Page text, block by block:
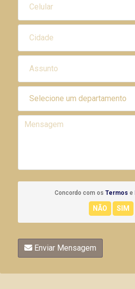
Concordo com os Termos e
Enviar Mensagem